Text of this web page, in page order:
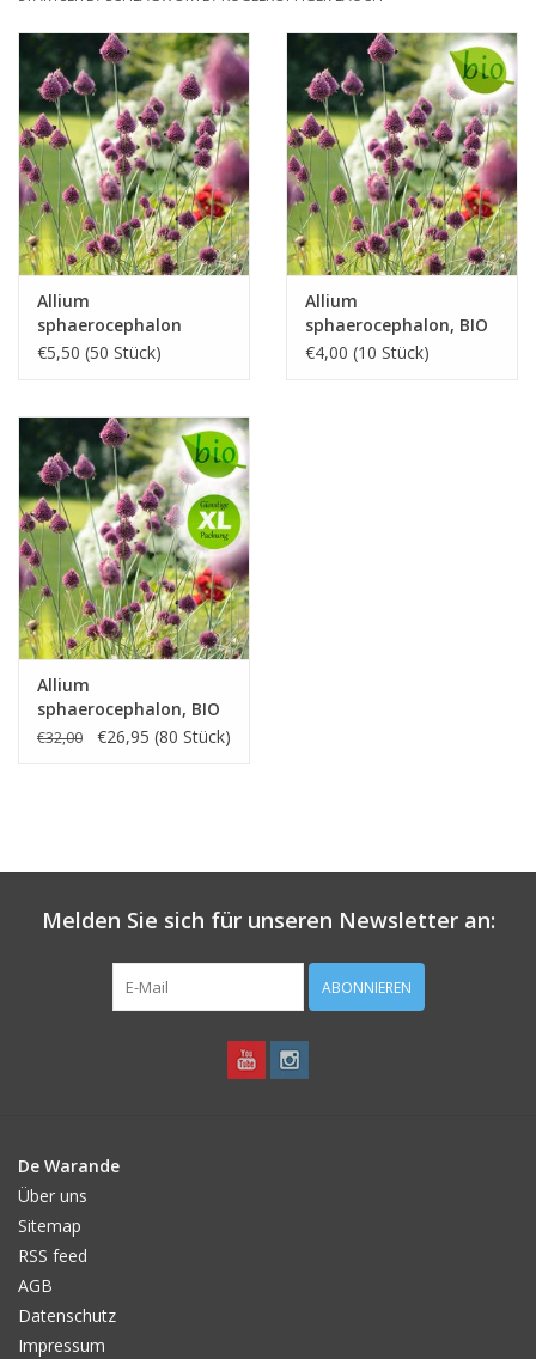
Allium
sphaerocephalon
€5,50 (50 Stück)
Allium
sphaerocephalon, BIO
€4,00 (10 Stück)
Allium
sphaerocephalon, BIO
- XL-Vorteilspackung
€32,00 €26,95 (80 Stück)
Melden Sie sich für unseren Newsletter an:
ABONNIEREN
De Warande
Über uns
Sitemap
RSS feed
AGB
Datenschutz
Impressum